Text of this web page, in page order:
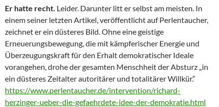
Er hatte recht. Leider. Darunter litt er selbst am meisten. In
einem seiner letzten Artikel, veröffentlicht auf Perlentaucher,
zeichnet er ein düsteres Bild. Ohne eine geistige
Erneuerungsbewegung, die mit kämpferischer Energie und
Überzeugungskraft für den Erhalt demokratischer Ideale
vorangehen, drohe der gesamten Menschheit der Absturz „in
ein düsteres Zeitalter autoritärer und totalitärer Willkür.“
https://www.perlentaucher.de/intervention/richard-
herzinger-ueber-die-gefaehrdete-idee-der-demokratie.html